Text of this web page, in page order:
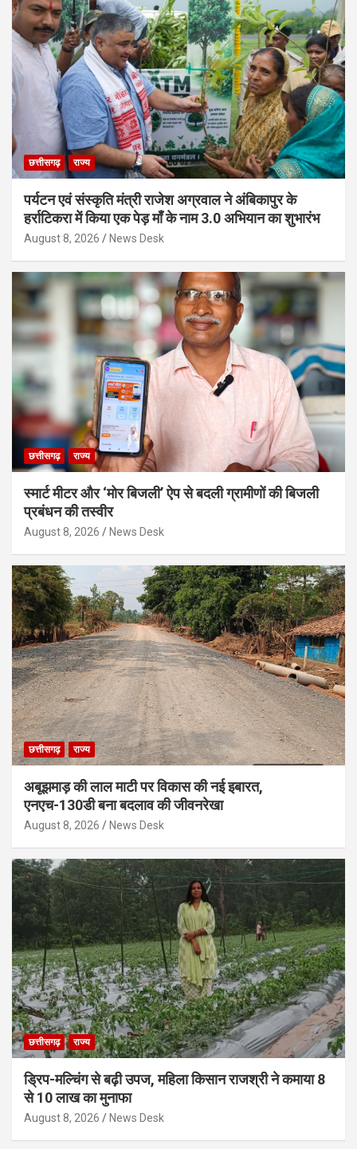
छत्तीसगढ़ राज्य
पर्यटन एवं संस्कृति मंत्री राजेश अग्रवाल ने अंबिकापुर के
हर्राटिकरा में किया एक पेड़ माँ के नाम 3.0 अभियान का शुभारंभ
August 8, 2026 News Desk
छत्तीसगढ़ राज्य
स्मार्ट मीटर और ‘मोर बिजली’ ऐप से बदली ग्रामीणों की बिजली
प्रबंधन की तस्वीर
August 8, 2026 News Desk
छत्तीसगढ़ राज्य
अबूझमाड़ की लाल माटी पर विकास की नई इबारत,
एनएच-130डी बना बदलाव की जीवनरेखा
August 8, 2026 News Desk
छत्तीसगढ़ राज्य
ड्रिप-मल्चिंग से बढ़ी उपज, महिला किसान राजश्री ने कमाया 8
से 10 लाख का मुनाफा
August 8, 2026 News Desk